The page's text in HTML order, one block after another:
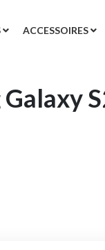
ACCESSOIRES